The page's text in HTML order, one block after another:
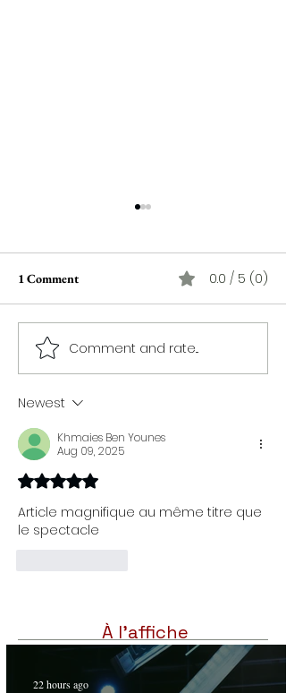
Le musicien Kamel Ferjani,
lors du FIH 59, présente
nouer davantage les
diversités culturelles
1 Comment 0.0 / 5 (0)
Comment and rate...
Newest
Khmaies Ben Younes
Aug 09, 2025
Rated 5 out of 5 stars.
Article magnifique au même titre que
le spectacle
À l'affiche
22 hours ago